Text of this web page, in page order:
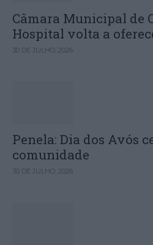
Câmara Municipal de
Hospital volta a
30 DE JULHO, 2026
Penela: Dia dos Avós
comunidade
30 DE JULHO, 2026